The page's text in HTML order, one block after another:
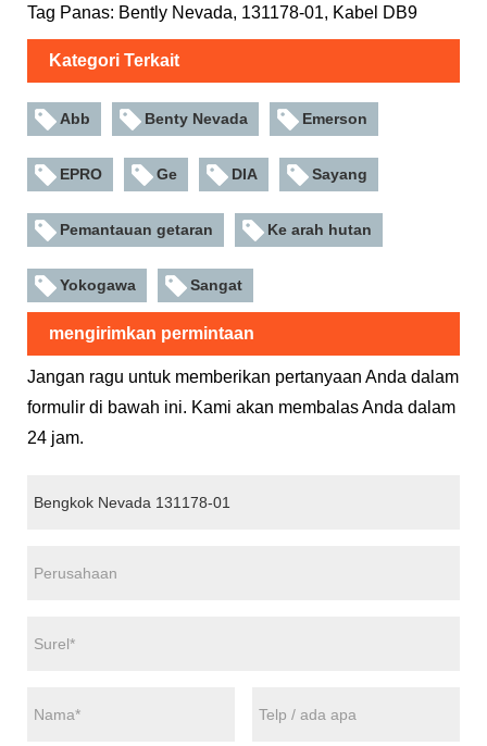
Tag Panas: Bently Nevada, 131178-01, Kabel DB9
Kategori Terkait
Abb Benty Nevada Emerson
EPRO Ge DIA Sayang
Pemantauan getaran Ke arah hutan
Yokogawa Sangat
mengirimkan permintaan
Jangan ragu untuk memberikan pertanyaan Anda dalam
formulir di bawah ini. Kami akan membalas Anda dalam
24 jam.